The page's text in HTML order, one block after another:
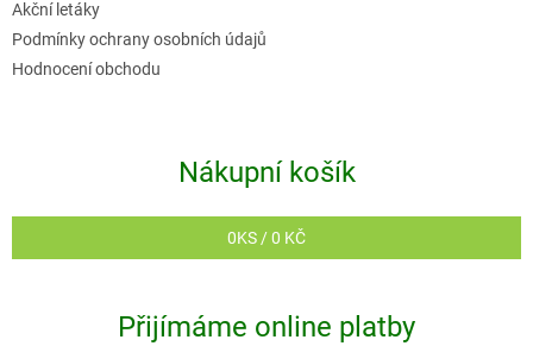
Akční letáky
Podmínky ochrany osobních údajů
Hodnocení obchodu
Nákupní košík
0KS /0 KČ
Přijímáme online platby